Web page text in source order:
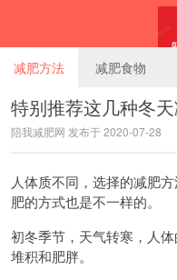
减肥方法 减肥食物
特别推荐这几种冬天
陪我减肥网 发布于 2020-07-28
人体质不同，选择的减肥
肥的方式也是不一样的。
初冬季节，天气转寒，人
堆积和肥胖。